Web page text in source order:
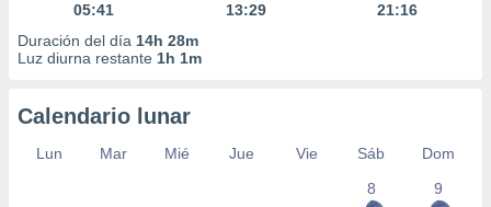
05:41
13:29
21:16
Duración del día 14h 28m
Luz diurna restante 1h 1m
Calendario lunar
Lun Mar Mié Jue Vie Sáb
Dom
8
9